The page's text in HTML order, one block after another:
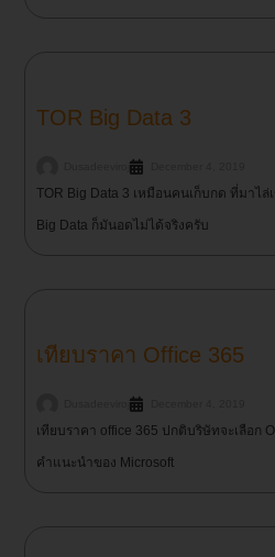
TOR Big Data 3
Dusadeeviroj
TOR Big Data 3 เหมือนคนเก็บกด ที่มาไล่
Big Data ก็มันอดไม่ได้จริงครับ
เทียบราคา Office 365
Dusadeeviroj
เทียบราคา office 365 ปกติบริษัทจะเลือก
คำแนะนำของ Microsoft